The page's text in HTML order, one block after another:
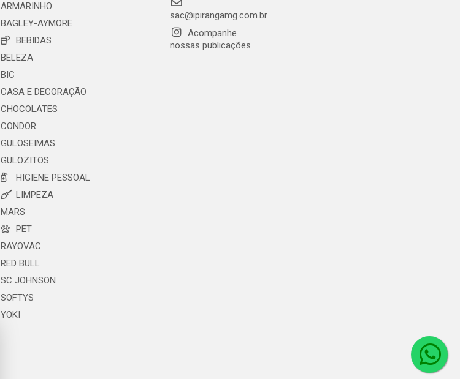
ARMARINHO
BAGLEY-AYMORE
BEBIDAS
BELEZA
BIC
CASA E DECORAÇÃO
CHOCOLATES
CONDOR
GULOSEIMAS
GULOZITOS
HIGIENE PESSOAL
LIMPEZA
MARS
PET
RAYOVAC
RED BULL
SC JOHNSON
SOFTYS
YOKI
sac@ipirangamg.com.br
Acompanhe
nossas publicações